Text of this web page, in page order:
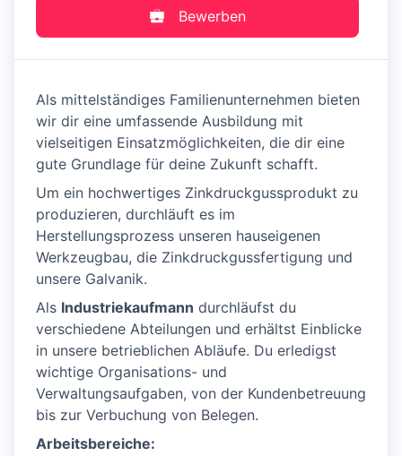
Bewerben
Als mittelständiges Familienunternehmen bieten
wir dir eine umfassende Ausbildung mit
vielseitigen Einsatzmöglichkeiten, die dir eine
gute Grundlage für deine Zukunft schafft.
Um ein hochwertiges Zinkdruckgussprodukt zu
produzieren, durchläuft es im
Herstellungsprozess unseren hauseigenen
Werkzeugbau, die Zinkdruckgussfertigung und
unsere Galvanik.
Als Industriekaufmann durchläufst du
verschiedene Abteilungen und erhältst Einblicke
in unsere betrieblichen Abläufe. Du erledigst
wichtige Organisations- und
Verwaltungsaufgaben, von der Kundenbetreuung
bis zur Verbuchung von Belegen.
Arbeitsbereiche: